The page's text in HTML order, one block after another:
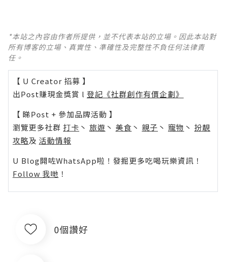
*本站之內容由作者所提供，並不代表本站的立場。因此本站對
所有博客的立場、真實性、準確性及完整性不負任何法律責
任。
【 U Creator 招募 】
出Post賺現金獎賞 l 登記《社群創作有價企劃》
【 睇Post + 參加品牌活動 】
瀏覽更多社群 打卡 丶 旅遊 丶 美食 丶 親子 丶 寵物 丶 扮靚
攻略及 活動情報
U Blog開咗WhatsApp啦！發掘更多吃喝玩樂資訊！
Follow 我哋 ！
0個讚好